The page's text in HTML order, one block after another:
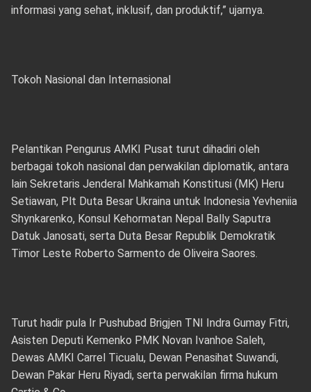
informasi yang sehat, inklusif, dan produktif,” ujarnya.
Tokoh Nasional dan Internasional
Pelantikan Pengurus AMKI Pusat turut dihadiri oleh
berbagai tokoh nasional dan perwakilan diplomatik, antara
lain Sekretaris Jenderal Mahkamah Konstitusi (MK) Heru
Setiawan, Plt Duta Besar Ukraina untuk Indonesia Yevheniia
Shynkarenko, Konsul Kehormatan Nepal Bally Saputra
Datuk Janosati, serta Duta Besar Republik Demokratik
Timor Leste Roberto Sarmento de Oliveira Saores.
Turut hadir pula Ir Pushubad Brigjen TNI Indra Gumay Fitri,
Asisten Deputi Kemenko PMK Novan Ivanhoe Saleh,
Dewas AMKI Carrel Ticualu, Dewan Penasihat Suwandi,
Dewan Pakar Heru Riyadi, serta perwakilan firma hukum